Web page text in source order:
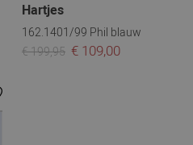
Hartjes
162.1401/99 Phil blauw
€ 199,95 € 109,00